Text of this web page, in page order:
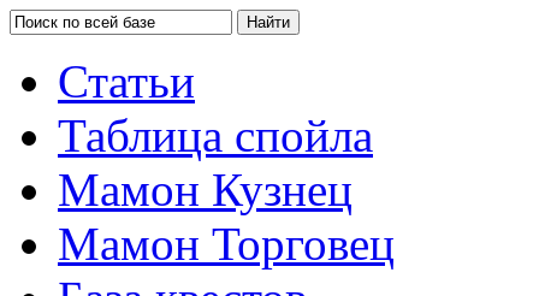
Статьи
Таблица спойла
Мамон Кузнец
Мамон Торговец